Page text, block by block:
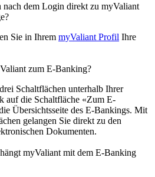
dem Login direkt zu myValiant
Sie in Ihrem myValiant Profil Ihre
zum E-Banking?
Schaltflächen unterhalb Ihrer
auf die Schaltfläche «Zum E-
Übersichtsseite des E-Bankings. Mit
gelangen Sie direkt zu den
Dokumenten.
myValiant mit dem E-Banking